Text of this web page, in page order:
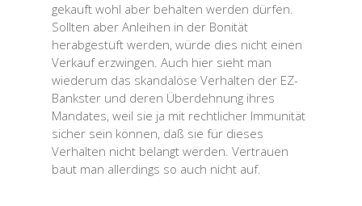
gekauft wohl aber behalten werden dürfen.
Sollten aber Anleihen in der Bonität
herabgestuft werden, würde dies nicht einen
Verkauf erzwingen. Auch hier sieht man
wiederum das skandalöse Verhalten der EZ-
Bankster und deren Überdehnung ihres
Mandates, weil sie ja mit rechtlicher Immunität
sicher sein können, daß sie für dieses
Verhalten nicht belangt werden. Vertrauen
baut man allerdings so auch nicht auf.